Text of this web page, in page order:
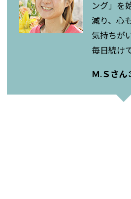
ング」を
減り、心
気持ちが
毎日続け
Ｍ.Ｓさん